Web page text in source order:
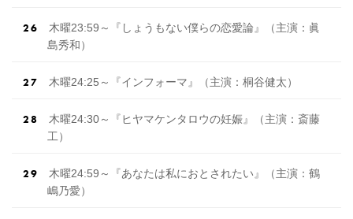
木曜23:59～『しょうもない僕らの恋愛論』（主演：眞
島秀和）
木曜24:25～『インフォーマ』（主演：桐谷健太）
木曜24:30～『ヒヤマケンタロウの妊娠』（主演：斎藤
工）
木曜24:59～『あなたは私におとされたい』（主演：鶴
嶋乃愛）